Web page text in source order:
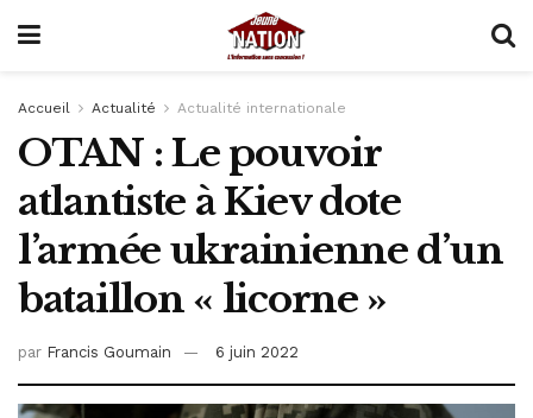
Accueil Actualité Actualité internationale
OTAN : Le pouvoir
atlantiste à Kiev dote
l’armée ukrainienne d’un
bataillon « licorne »
par Francis Goumain 6 juin 2022